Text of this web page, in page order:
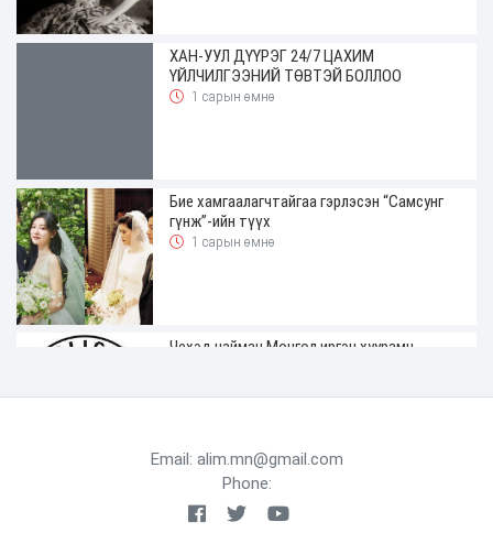
ХАН-УУЛ ДҮҮРЭГ 24/7 ЦАХИМ
ҮЙЛЧИЛГЭЭНИЙ ТӨВТЭЙ БОЛЛОО
1 сарын өмнө
Бие хамгаалагчтайгаа гэрлэсэн “Самсунг
гүнж”-ийн түүх
1 сарын өмнө
Чехэд найман Монгол иргэн хуурамч
ХАН-УУЛ ДҮҮРГИЙН ДЭРГЭДЭХ
БАЙГУУЛЛАГУУДЫН УДИРДАХ АЖИЛТНЫ
Email: alim.mn@gmail.com
Phone: